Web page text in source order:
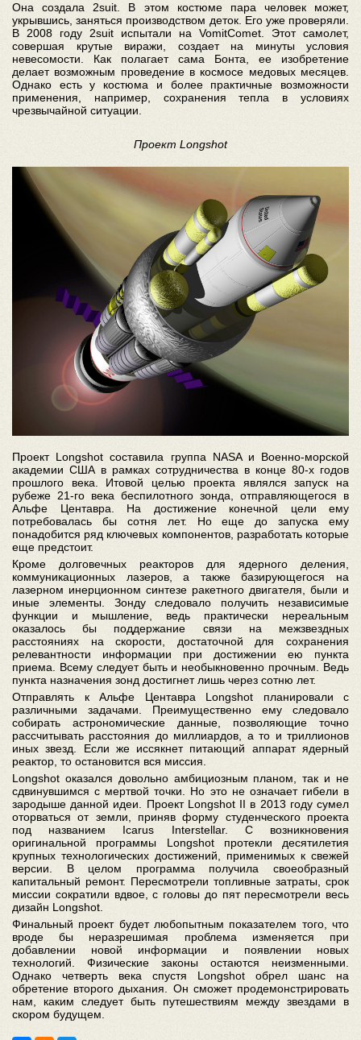
Она создала 2suit. В этом костюме пара человек может,
укрывшись, заняться производством деток. Его уже проверяли.
В 2008 году 2suit испытали на VomitComet. Этот самолет,
совершая крутые виражи, создает на минуты условия
невесомости. Как полагает сама Бонта, ее изобретение
делает возможным проведение в космосе медовых месяцев.
Однако есть у костюма и более практичные возможности
применения, например, сохранения тепла в условиях
чрезвычайной ситуации.
Проект Longshot
Проект Longshot составила группа NASA и Военно-морской
академии США в рамках сотрудничества в конце 80-х годов
прошлого века. Итовой целью проекта являлся запуск на
рубеже 21-го века беспилотного зонда, отправляющегося в
Альфе Центавра. На достижение конечной цели ему
потребовалась бы сотня лет. Но еще до запуска ему
понадобится ряд ключевых компонентов, разработать которые
еще предстоит.
Кроме долговечных реакторов для ядерного деления,
коммуникационных лазеров, а также базирующегося на
лазерном инерционном синтезе ракетного двигателя, были и
иные элементы. Зонду следовало получить независимые
функции и мышление, ведь практически нереальным
оказалось бы поддержание связи на межзвездных
расстояниях на скорости, достаточной для сохранения
релевантности информации при достижении ею пункта
приема. Всему следует быть и необыкновенно прочным. Ведь
пункта назначения зонд достигнет лишь через сотню лет.
Отправлять к Альфе Центавра Longshot планировали с
различными задачами. Преимущественно ему следовало
собирать астрономические данные, позволяющие точно
рассчитывать расстояния до миллиардов, а то и триллионов
иных звезд. Если же иссякнет питающий аппарат ядерный
реактор, то остановится вся миссия.
Longshot оказался довольно амбициозным планом, так и не
сдвинувшимся с мертвой точки. Но это не означает гибели в
зародыше данной идеи. Проект Longshot II в 2013 году сумел
оторваться от земли, приняв форму студенческого проекта
под названием Icarus Interstellar. С возникновения
оригинальной программы Longshot протекли десятилетия
крупных технологических достижений, применимых к свежей
версии. В целом программа получила своеобразный
капитальный ремонт. Пересмотрели топливные затраты, срок
миссии сократили вдвое, с головы до пят пересмотрели весь
дизайн Longshot.
Финальный проект будет любопытным показателем того, что
вроде бы неразрешимая проблема изменяется при
добавлении новой информации и появлении новых
технологий. Физические законы остаются неизменными.
Однако четверть века спустя Longshot обрел шанс на
обретение второго дыхания. Он сможет продемонстрировать
нам, каким следует быть путешествиям между звездами в
скором будущем.